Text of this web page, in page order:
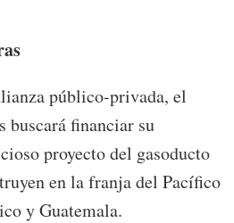
público-privada, el
buscará financiar su
proyecto del gasoducto
en la franja del Pacífico
y Guatemala.